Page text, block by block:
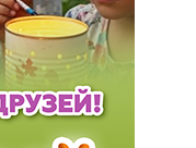
Сб
Вс
2